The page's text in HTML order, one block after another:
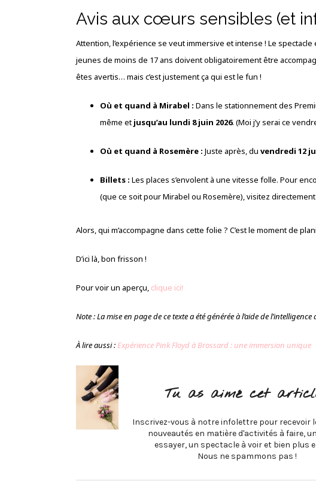
Avis aux cœurs sensibles (et
Attention, l’expérience se veut immersive et intense ! Le spectacle
jeunes de moins de 17 ans doivent obligatoirement être
êtes avertis… mais c’est justement ça qui est le fun !
Où et quand à Mirabel : Dans le stationnement des
même et jusqu’au lundi 8 juin 2026. (Moi j’y serai ce
Où et quand à Rosemère : Juste après, du vendredi 12
Billets : Les places s’envolent à une vitesse folle. Pour
(que ce soit pour Mirabel ou Rosemère), visitez
Alors, qui m’accompagne dans cette folie ? C’est le moment de
D’ici là, bon frisson !
Pour voir un aperçu, clique ici!
Note : La mise en page de ce texte a été générée à l’aide de
À lire aussi :Expérience Pink Floyd à Brossard : une immersion unique
Tu as aimé cet
Inscrivez-vous à notre infolettre pour recevoir
nouveautés en matière d'activités à faire,
essayer, un spectacle à voir et bien plus
Nous ne spammons pas !